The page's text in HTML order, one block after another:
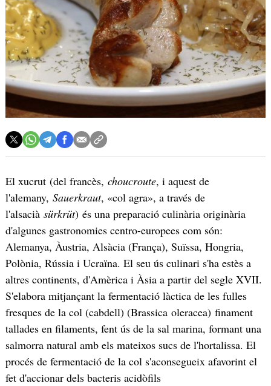
El xucrut (del francès, choucroute, i aquest de
l'alemany, Sauerkraut, «col agra», a través de
l'alsacià sürkrüt) és una preparació culinària originària
d'algunes gastronomies centro-europees com són:​
Alemanya, Àustria, Alsàcia (França), Suïssa, Hongria,
Polònia, Rússia i Ucraïna. El seu ús culinari s'ha estès a
altres continents, d'Amèrica i Àsia a partir del segle XVII.​
S'elabora mitjançant la fermentació làctica de les fulles
fresques de la col (cabdell) (Brassica oleracea) finament
tallades en filaments,​ fent ús de la sal marina, formant una
salmorra natural amb els mateixos sucs de l'hortalissa. El
procés de fermentació de la col s'aconsegueix afavorint el
fet d'accionar dels bacteris acidòfils